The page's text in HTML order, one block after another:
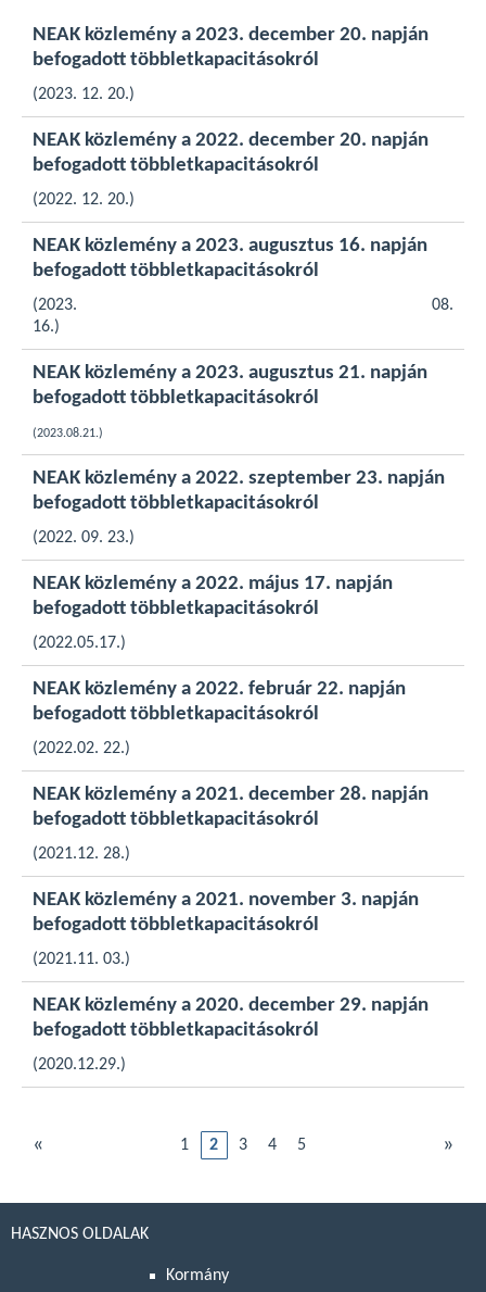
NEAK közlemény a 2023. december 20. napján
befogadott többletkapacitásokról
(2023. 12. 20.)
NEAK közlemény a 2022. december 20. napján
befogadott többletkapacitásokról
(2022. 12. 20.)
NEAK közlemény a 2023. augusztus 16. napján
befogadott többletkapacitásokról
(2023. 08.
16.)
NEAK közlemény a 2023. augusztus 21. napján
befogadott többletkapacitásokról
(2023.08.21.)
NEAK közlemény a 2022. szeptember 23. napján
befogadott többletkapacitásokról
(2022. 09. 23.)
NEAK közlemény a 2022. május 17. napján
befogadott többletkapacitásokról
(2022.05.17.)
NEAK közlemény a 2022. február 22. napján
befogadott többletkapacitásokról
(2022.02. 22.)
NEAK közlemény a 2021. december 28. napján
befogadott többletkapacitásokról
(2021.12. 28.)
NEAK közlemény a 2021. november 3. napján
befogadott többletkapacitásokról
(2021.11. 03.)
NEAK közlemény a 2020. december 29. napján
befogadott többletkapacitásokról
(2020.12.29.)
« 1 2 3 4 5 »
HASZNOS OLDALAK
Kormány